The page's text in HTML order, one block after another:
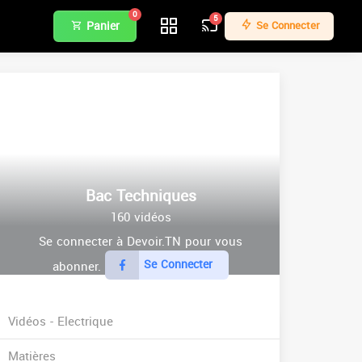
Panier
0 5 Se Connecter
Bac Techniques
160 vidéos
Se connecter à Devoir.TN pour vous
abonner.
Se Connecter
Vidéos - Electrique
Matières